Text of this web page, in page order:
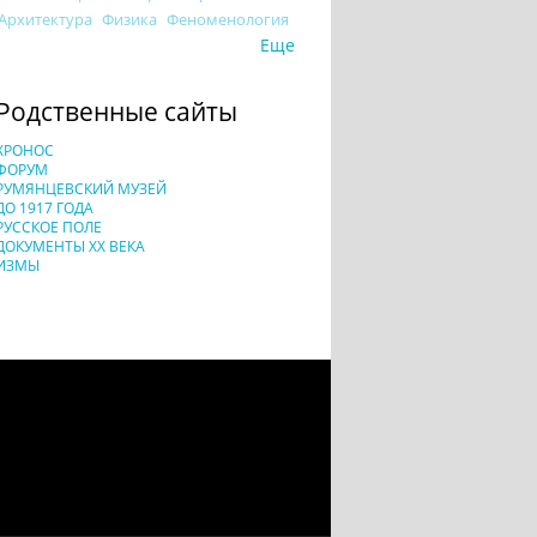
Физика Феноменология
Еще
сайты
МУЗЕЙ
1917 ГОДА
ПОЛЕ
XX ВЕКА